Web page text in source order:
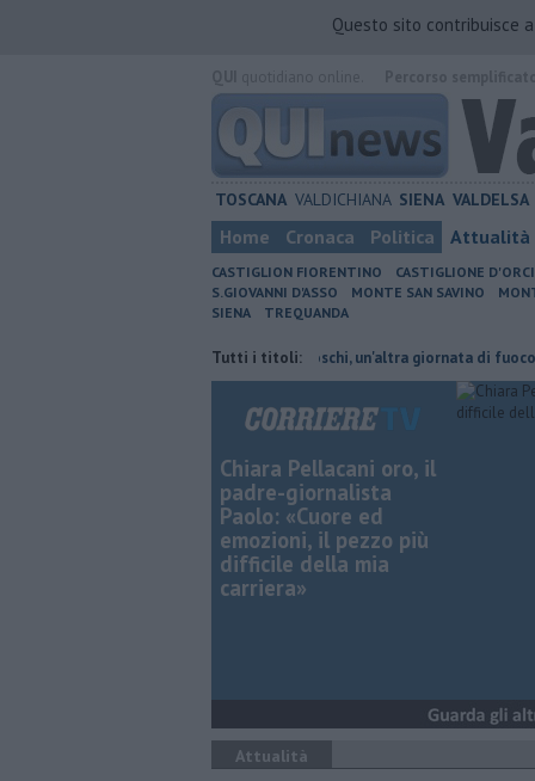
Questo sito contribuisce
TOSCANA VALDICHIANA SIENA VALDELSA
Home Cronaca Politica Attualità
CASTIGLION FIORENTINO CASTIGLIONE
S.GIOVANNI D'ASSO
MONTE SAN SAVINO
SIENA
TREQUANDA
Tutti i titoli:
Incendi nei boschi, un'altra giornata di fuoco
Chiara Pellacani oro, il
padre-giornalista
Paolo: «Cuore ed
emozioni, il pezzo più
difficile della mia
carriera»
Attualità